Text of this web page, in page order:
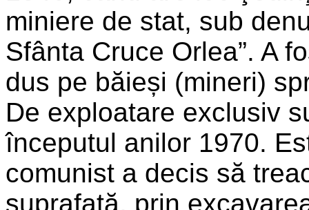
miniere de stat, sub
Sfânta Cruce Orlea”. A
dus pe băieși (mineri)
De exploatare exclusiv
începutul anilor 1970.
comunist a decis să
suprafață, prin